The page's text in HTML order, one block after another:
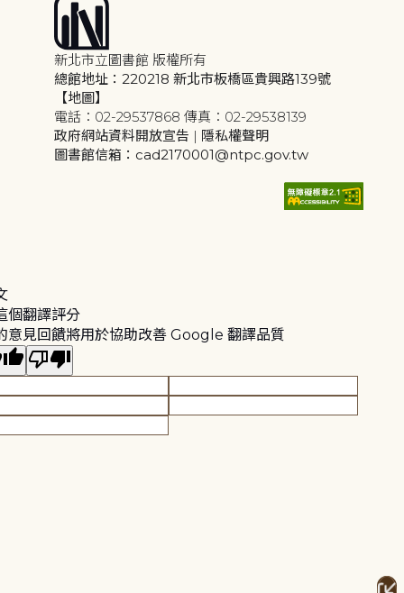
新北市立圖書館 版權所有
總館地址：220218 新北市板橋區貴興路139號
【地圖】
電話：02-29537868 傳真：02-29538139
政府網站資料開放宣告 | 隱私權聲明
圖書館信箱：cad2170001@ntpc.gov.tw
個翻譯評分
意見回饋將用於協助改善 Google 翻譯品質